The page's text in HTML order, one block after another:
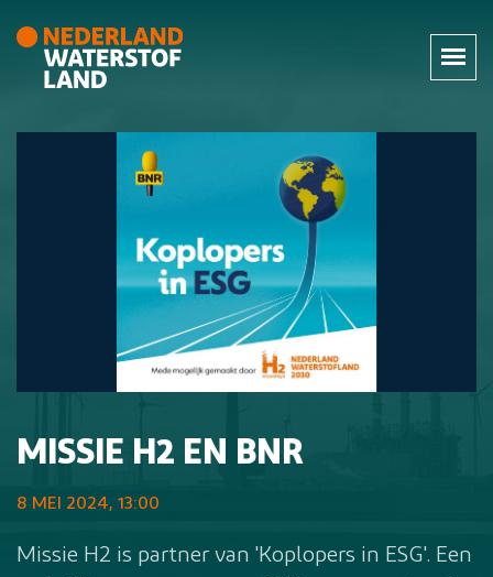
MISSIE H2 EN BNR
8 MEI 2024, 13:00
Missie H2 is partner van 'Koplopers in ESG'. Een